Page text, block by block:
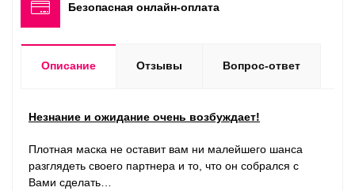
Безопасная онлайн-оплата
Описание Отзывы Вопрос-ответ
Незнание и ожидание очень возбуждает!
Плотная маска не оста­вит вам ни малейшего шанса
разглядеть­ сво­его парт­нера и то, что он собрался с
Вами сделать…